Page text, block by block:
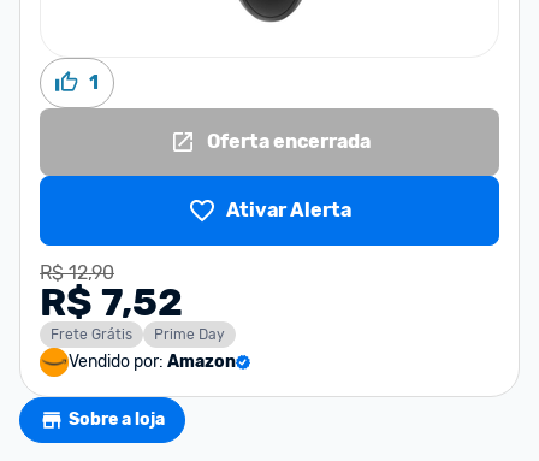
1
Oferta encerrada
Ativar Alerta
R$ 12,90
R$ 7,52
Frete Grátis Prime Day
Vendido por: Amazon
Sobre a loja